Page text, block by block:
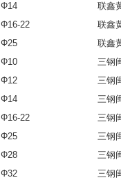
Φ14
联鑫
Φ16-22
联鑫
Φ25
联鑫
Φ10
三钢
Φ12
三钢
Φ14
三钢
Φ16-22
三钢
Φ25
三钢
Φ28
三钢
Φ32
三钢